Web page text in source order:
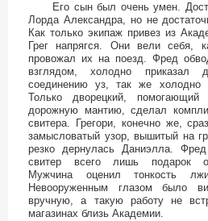
Его сын был очень умен.
Лорда Александра, но не
Как только экипаж привез из
Грег напрягся. Они вели себя,
провожал их на поезд. Фред
взглядом, холодно приказал
соединению уз, так же холодно
Только дворецкий,
дорожную мантию, сделал
свитера. Грегори, конечно же,
замысловатый узор, вышитый на
резко дернулась Даниэлла.
свитер всего лишь подарок
Мужчина оценил тонкость
Невооруженным глазом было
вручную, а такую работу не
магазинах близь Академии.